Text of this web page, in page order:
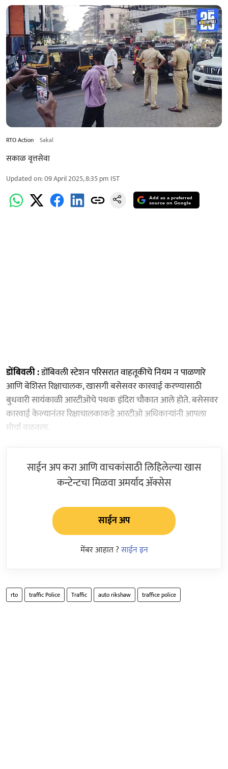
RTO Action Sakal
सकाळ वृत्तसेवा
Updated on:09 April 2025, 8:35 pm IST
Add as a preferred
source on Google
डोंबिवली :डोंबिवली स्टेशन परिसरात वाहतूकीचे नियम न पाळणारे
आणि बेशिस्त रिक्षाचालक, खासगी बसेसवर कारवाई करण्यासाठी
बुधवारी सायंकाळी आरटीओचे पथक इंदिरा चौकात आले होते. बसेसवर
कारवाई केल्यानंतर रिक्षाचालकाकडे आरटीओ अधिकाऱ्यांनी आपला
मोर्चा वळवला.
साईन अप करा आणि वाचकांसाठी लिहिलेल्या खास
कन्टेन्टचा मिळवा अमर्याद ॲक्सेस
साईन अप
मेंबर आहात ?साईन इन
rto traffic Police Traffic auto rikshaw traffice police